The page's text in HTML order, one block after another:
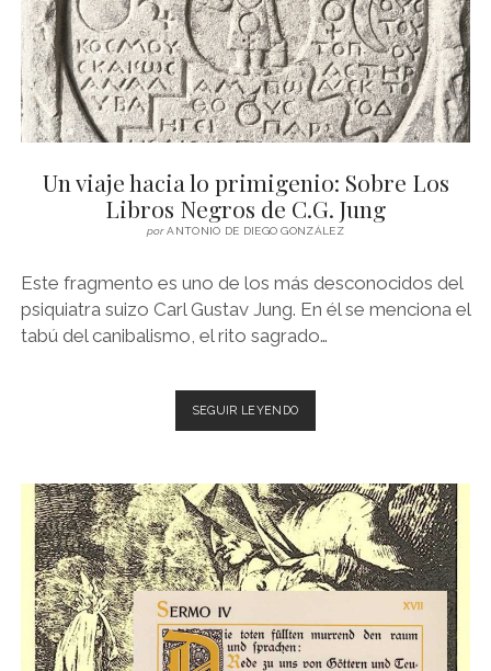
Un viaje hacia lo primigenio: Sobre Los
Libros Negros de C.G. Jung
porANTONIO DE DIEGO GONZÁLEZ
Este fragmento es uno de los más desconocidos del
psiquiatra suizo Carl Gustav Jung. En él se menciona el
tabú del canibalismo, el rito sagrado…
SEGUIR LEYENDOUN
VIAJE
PRIMIGENIO:
SOBRE
LOS
LIBROS
NEGROS
JUNG